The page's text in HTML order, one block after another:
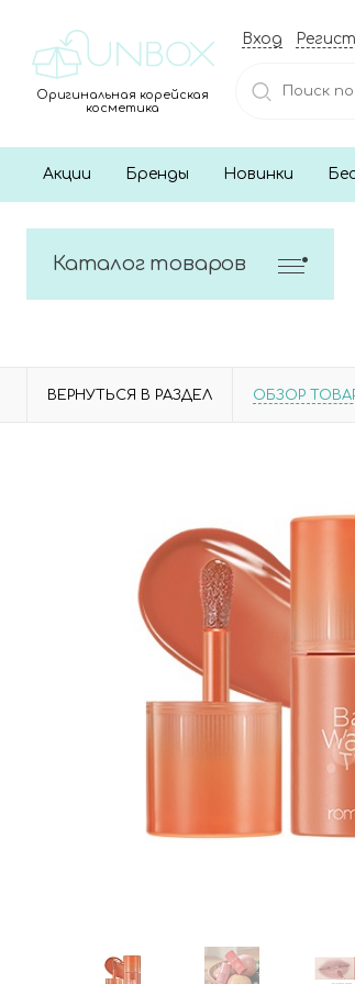
Оригинальная корейская
косметика
Вход
Акции Бренды Новинки
Каталог товаров
ВЕРНУТЬСЯ В РАЗДЕЛ ОБЗОР